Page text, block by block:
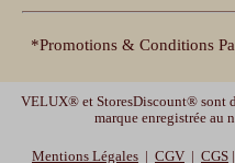
Accessoires
Espace pro revendeur
Espace collectivités
Vidéos de pose
Délais de livraison et garanties
*Promotions & Conditions
MOTOR10-10% sur les volets
avec le code promotionnel
VELUX® et StoresDiscount® sont
marque enregistrée au
Mentions Légales | CGV | CGS |